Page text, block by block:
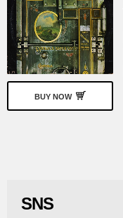
BUY NOW
SNS